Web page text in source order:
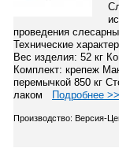
проведения
Технические
Вес изделия: 52 кг
Комплект: крепеж
перемычкой 850 кг
лаком
Подробнее >>
Производство: Версия-